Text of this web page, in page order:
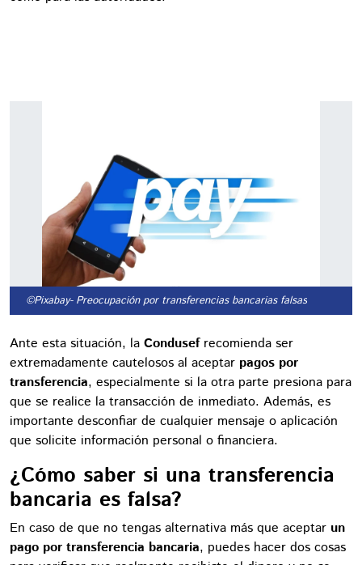
©Pixabay- Preocupación por transferencias bancarias falsas
Ante esta situación, la Condusefrecomienda ser
extremadamente cautelosos al aceptar pagos por
transferencia, especialmente si la otra parte presiona para
que se realice la transacción de inmediato. Además, es
importante desconfiar de cualquier mensaje o aplicación
que solicite información personal o financiera.
¿Cómo saber si una transferencia
bancaria es falsa?
En caso de que no tengas alternativa más que aceptar un
pago por transferencia bancaria, puedes hacer dos cosas